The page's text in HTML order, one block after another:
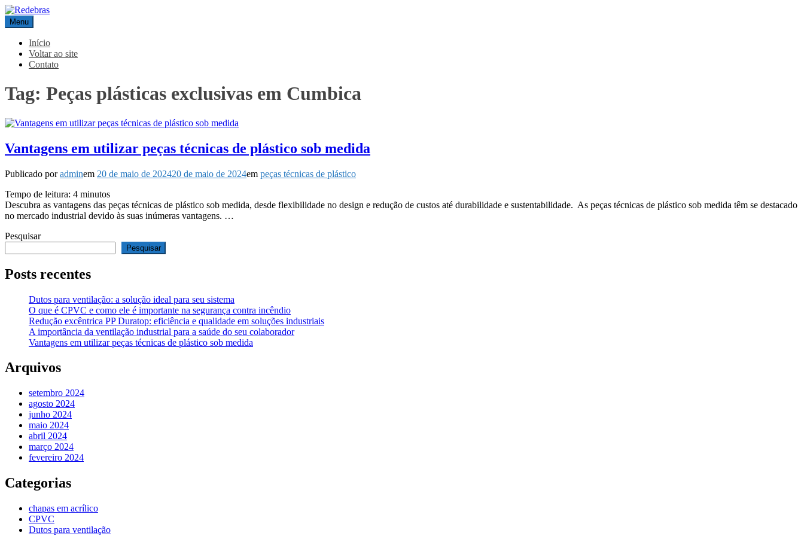
Pular
para
o
conteúdo
Redebras
Menu
Início
Voltar ao site
Contato
Tag: Peças plásticas exclusivas em Cumbica
Vantagens em utilizar peças técnicas de plástico sob medida
Publicado poradminem 20 de maio de 202420 de maio de 2024em peças técnicas de plástico
Tempo de leitura: 4 minutos
Descubra as vantagens das peças técnicas de plástico sob medida, desde flexibilidade no design e redução de custos até durabilidade e sustentabilidade. As peças técnicas de plástico sob medida têm se destacado
no mercado industrial devido às suas inúmeras vantagens. …
Pesquisar
Pesquisar
Posts recentes
Dutos para ventilação: a solução ideal para seu sistema
O que é CPVC e como ele é importante na segurança contra incêndio
Redução excêntrica PP Duratop: eficiência e qualidade em soluções industriais
A importância da ventilação industrial para a saúde do seu colaborador
Vantagens em utilizar peças técnicas de plástico sob medida
Arquivos
setembro 2024
agosto 2024
junho 2024
maio 2024
abril 2024
março 2024
fevereiro 2024
Categorias
chapas em acrílico
CPVC
Dutos para ventilação